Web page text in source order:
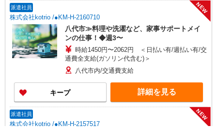
派遣社員
株式会社kotrio /●KM-H-2160710
NEW
八代市≫料理や洗濯など、家事サポートメイ
ンの仕事！◆週3〜
時給1450円〜2062円 ＜日払い有/週払い有/交
通費全支給(ガソリン代含む)＞
八代市内/交通費支給
キープ 詳細を見る
派遣社員
株式会社kotrio /●KM-H-2157517
NEW